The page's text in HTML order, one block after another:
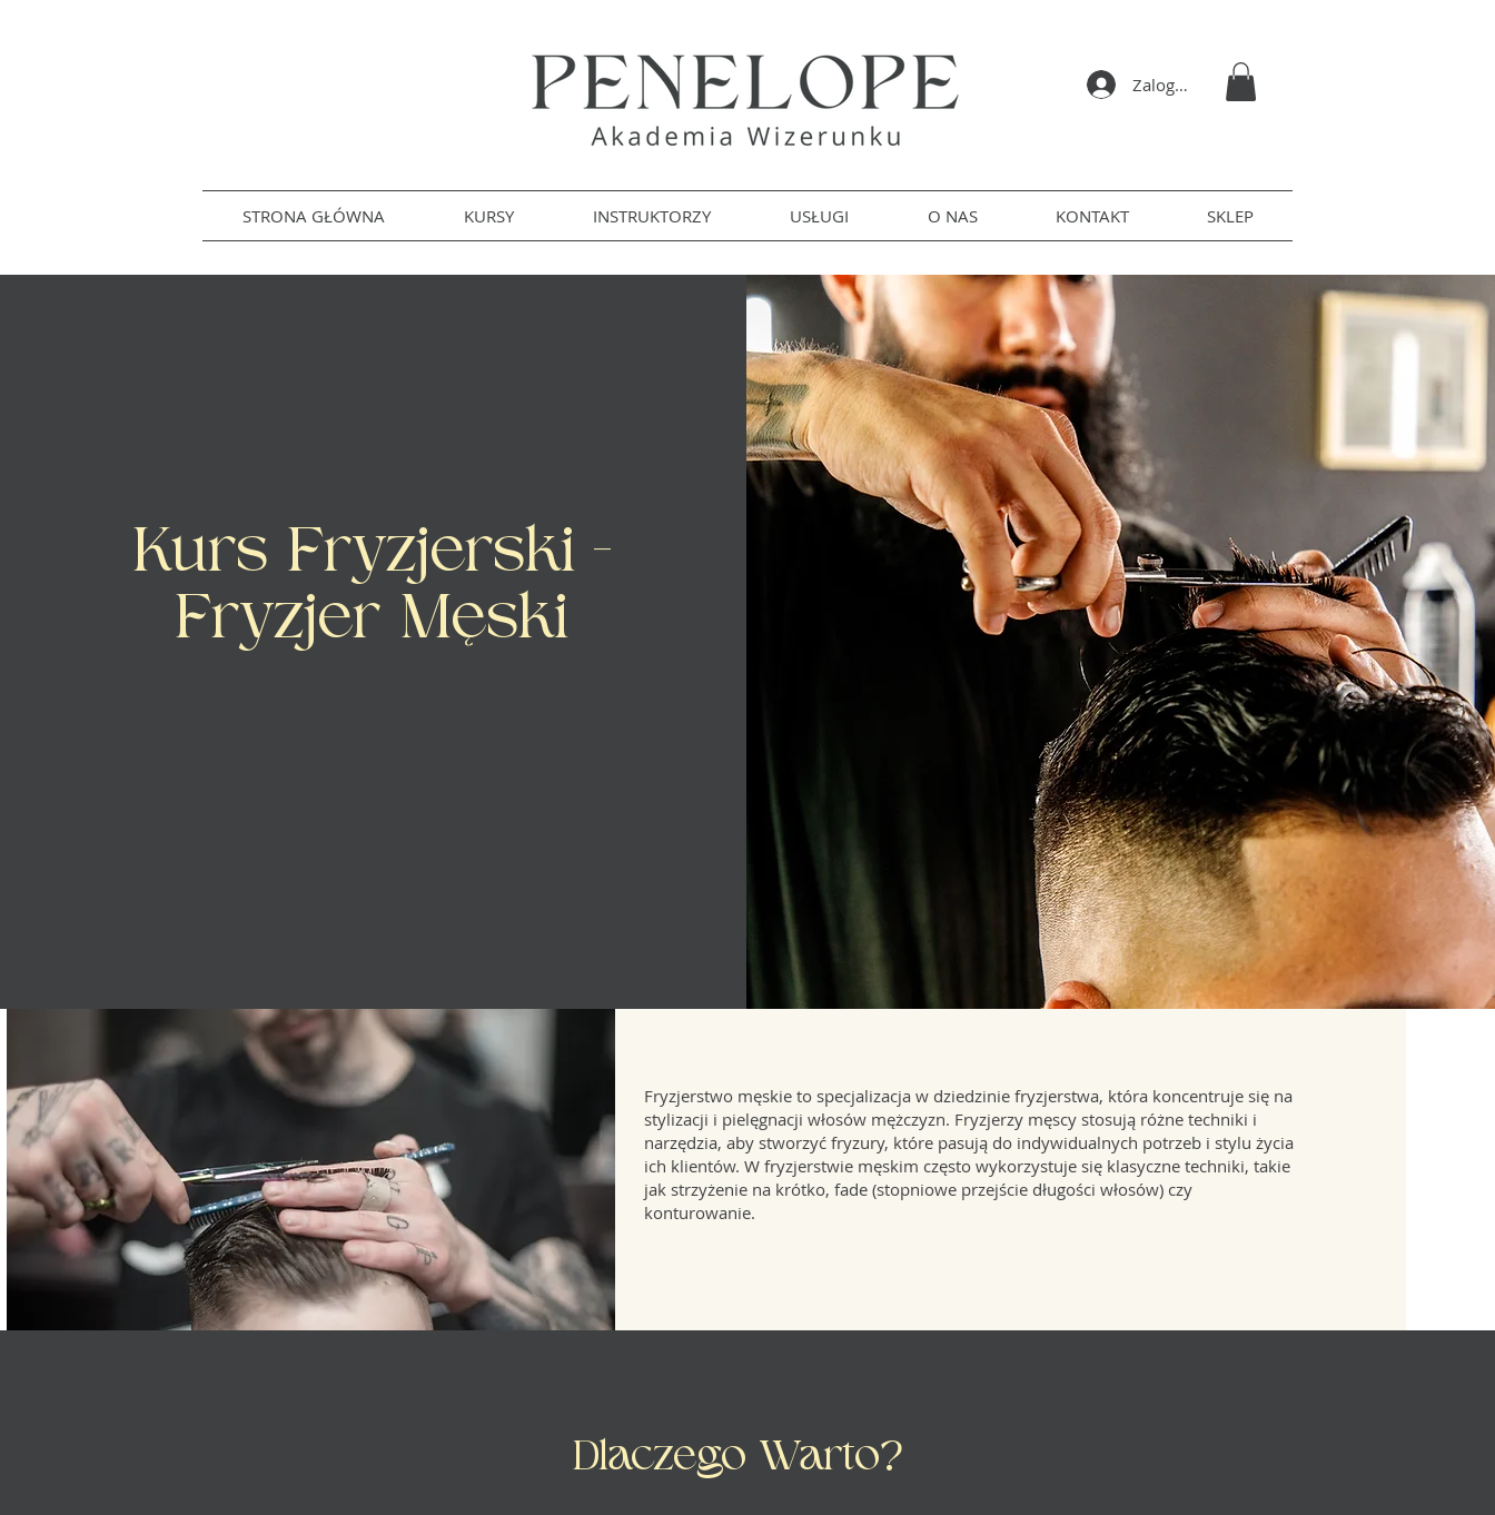
Zaloguj się
STRONA GŁÓWNA KURSY INSTRUKTORZY USŁUGI O NAS KONTAKT SKLEP
Kurs Fryzjerski -
Fryzjer Męski
Fryzjerstwo męskie to specjalizacja w dziedzinie fryzjerstwa, która koncentruje się na
stylizacji i pielęgnacji włosów mężczyzn. Fryzjerzy męscy stosują różne techniki i
narzędzia, aby stworzyć fryzury, które pasują do indywidualnych potrzeb i stylu życia
ich klientów. W fryzjerstwie męskim często wykorzystuje się klasyczne techniki, takie
jak strzyżenie na krótko, fade (stopniowe przejście długości włosów) czy
konturowanie.
Dlaczego Warto?